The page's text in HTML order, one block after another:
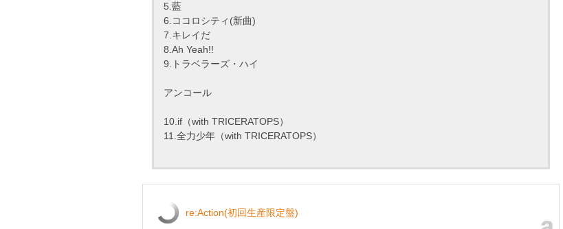
5.藍
6.ココロシティ(新曲)
7.キレイだ
8.Ah Yeah!!
9.トラベラーズ・ハイ
アンコール
10.if（with TRICERATOPS）
11.全力少年（with TRICERATOPS）
re:Action(初回生産限定盤)